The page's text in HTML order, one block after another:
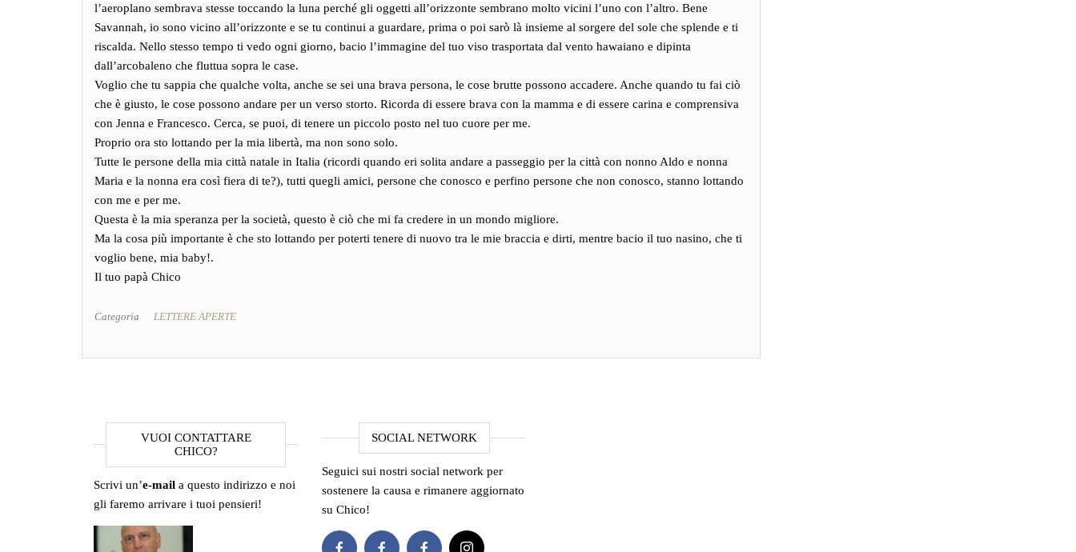
l’aeroplano sembrava stesse toccando la luna perché gli oggetti all’orizzonte sembrano molto vicini l’uno con l’altro. Bene
Savannah, io sono vicino all’orizzonte e se tu continui a guardare, prima o poi sarò là insieme al sorgere del sole che splende e ti
riscalda. Nello stesso tempo ti vedo ogni giorno, bacio l’immagine del tuo viso trasportata dal vento hawaiano e dipinta
dall’arcobaleno che fluttua sopra le case.
Voglio che tu sappia che qualche volta, anche se sei una brava persona, le cose brutte possono accadere. Anche quando tu fai ciò
che è giusto, le cose possono andare per un verso storto. Ricorda di essere brava con la mamma e di essere carina e comprensiva
con Jenna e Francesco. Cerca, se puoi, di tenere un piccolo posto nel tuo cuore per me.
Proprio ora sto lottando per la mia libertà, ma non sono solo.
Tutte le persone della mia città natale in Italia (ricordi quando eri solita andare a passeggio per la città con nonno Aldo e nonna
Maria e la nonna era così fiera di te?), tutti quegli amici, persone che conosco e perfino persone che non conosco, stanno lottando
con me e per me.
Questa è la mia speranza per la società, questo è ciò che mi fa credere in un mondo migliore.
Ma la cosa più importante è che sto lottando per poterti tenere di nuovo tra le mie braccia e dirti, mentre bacio il tuo nasino, che ti
voglio bene, mia baby!.
Il tuo papà Chico
Categoria LETTERE APERTE
VUOI CONTATTARE
CHICO?
Scrivi un’e-mail a questo indirizzo e noi
gli faremo arrivare i tuoi pensieri!
SOCIAL NETWORK
Seguici sui nostri social network per
sostenere la causa e rimanere aggiornato
su Chico!